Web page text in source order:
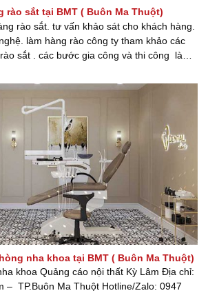
rào sắt tại BMT ( Buôn Ma Thuột)
rào sắt. tư vấn khảo sát cho khách hàng.
làm hàng rào công ty tham khảo các
sắt . các bước gia công và thi công làm
nha khoa tại BMT ( Buôn Ma Thuột)
khoa Quảng cáo nội thất Kỳ Lâm Địa chỉ:
– TP.Buôn Ma Thuột Hotline/Zalo: 0947